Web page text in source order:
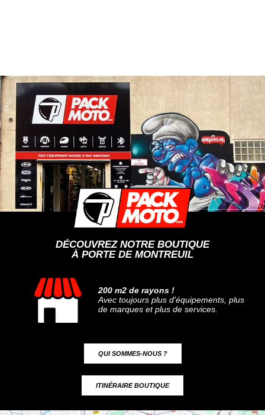
DÉCOUVREZ NOTRE BOUTIQUE
À PORTE DE MONTREUIL
200 m2 de rayons !
Avec toujours plus d'équipements, plus
de marques et plus de services.
QUI SOMMES-NOUS ?
ITINÉRAIRE BOUTIQUE